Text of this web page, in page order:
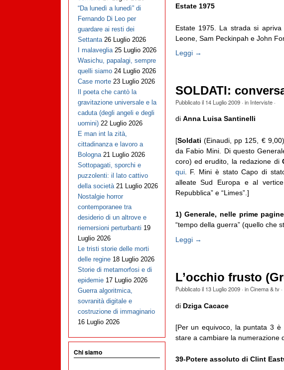
Estate 1975
Estate 1975. La strada si
Leone, Sam Peckinpah e John
Leggi →
SOLDATI:
Pubblicato il 14 Luglio 2009· in Interviste·
di Anna Luisa Santinelli
[Soldati (Einaudi, pp 125, €
da Fabio Mini. Di questo
coro) ed erudito, la redazione di
qui. F. Mini è stato Capo di
alleate Sud Europa e al
Repubblica” e “Limes”.]
1) Generale, nelle prime
“tempo della guerra” (quello che
Leggi →
L’occhio frusto
Pubblicato il 13 Luglio 2009· inCinema & tv·
di Dziga Cacace
[Per un equivoco, la puntata 3 è
stare a cambiare la numerazione
39-Potere assoluto di Clint
“Da lunedì a lunedì” di
Fernando Di Leo per
guardare ai resti dei
Settanta 26 Luglio 2026
I malaveglia 25 Luglio 2026
Wasichu, papalagi, sempre
quelli siamo 24 Luglio 2026
Case morte 23 Luglio 2026
Il poeta che cantò la
gravitazione universale e la
caduta (degli angeli e degli
uomini) 22 Luglio 2026
E man int la zità,
cittadinanza e lavoro a
Bologna 21 Luglio 2026
Sottopagati, sporchi e
puzzolenti: il lato cattivo
della società 21 Luglio 2026
Nostalgie horror
contemporanee tra
desiderio di un altrove e
riemersioni perturbanti 19
Luglio 2026
Le tristi storie delle morti
delle regine 18 Luglio 2026
Storie di metamorfosi e di
epidemie 17 Luglio 2026
Guerra algoritmica,
sovranità digitale e
costruzione di immaginario
16 Luglio 2026
Chi siamo